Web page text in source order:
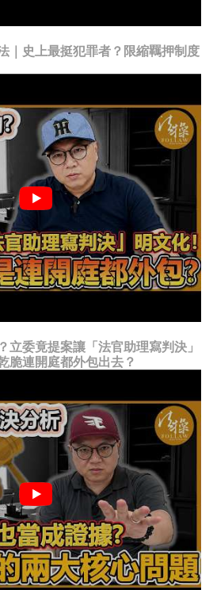
｜史上最挺犯罪者？限縮羈押制度
立委竟提案讓「法官助理寫判決」
脆連開庭都外包出去？